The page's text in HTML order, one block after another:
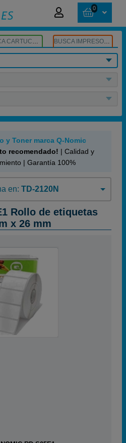
0
BUSCA CARTUCHOS BUSCA IMPRESORA
y Toner marca Q-Nomic
recomendado! | Calidad y
| Garantía 100%
en: TD-2120N
Rollo de etiquetas
x 26 mm